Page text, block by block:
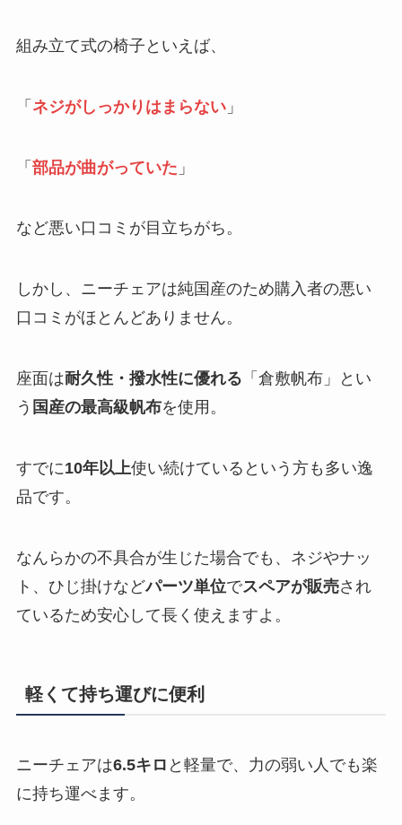
組み立て式の椅子といえば、
「 ネジがしっかりはまらない」
「 部品が曲がっていた 」
など悪い口コミが目立ちがち。
しかし、ニーチェアは純国産のため購入者の悪い
口コミがほとんどありません。
座面は耐久性・撥水性に優れる 「倉敷帆布」とい
う 国産の最高級帆布を使用。
すでに10年以上使い続けているという方も多い逸
品です。
なんらかの不具合が生じた場合でも、ネジやナッ
ト、ひじ掛けなどパーツ単位でスペアが販売され
ているため安心して長く使えますよ。
軽くて持ち運びに便利
ニーチェアは6.5キロ と軽量で、力の弱い人でも楽
に持ち運べます。